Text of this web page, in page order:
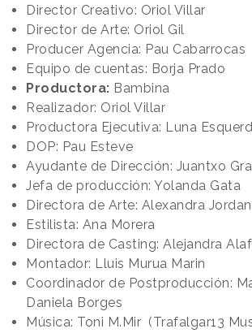
Director Creativo: Oriol Villar
Director de Arte: Oriol Gil
Producer Agencia: Pau Cabarrocas
Equipo de cuentas: Borja Prado
Productora: Bambina
Realizador: Oriol Villar
Productora Ejecutiva: Luna
DOP: Pau Esteve
Ayudante de Dirección: Juantxo
Jefa de producción: Yolanda Gata
Directora de Arte: Alexandra
Estilista: Ana Morera
Directora de Casting: Alejandra
Montador: Lluis Murua Marin
Coordinador de Postproducción:
Daniela Borges
Música: Toni M.Mir (Trafalgar13